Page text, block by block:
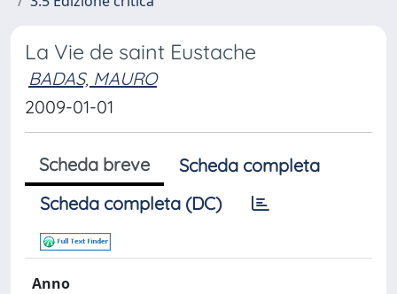
La Vie de saint Eustache
BADAS, MAURO
2009-01-01
Scheda breve
Scheda completa
Scheda completa (DC)
Anno